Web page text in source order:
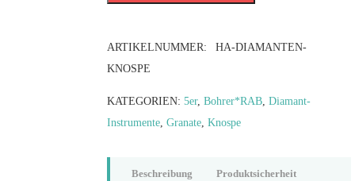
ARTIKELNUMMER:
HA-DIAMANTEN-
KNOSPE
KATEGORIEN:5er,Bohrer*RAB,Diamant-
Instrumente,Granate,Knospe
Beschreibung Produktsicherheit